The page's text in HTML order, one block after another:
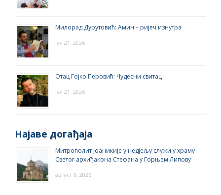
Милорад Дурутовић: Амин – ријеч изнутра
јул 21, 2026
Отац Гојко Перовић: Чудесни свитац
јул 21, 2026
Најаве догађаја
Митрополит Јоаникије у недјељу служи у храму
Светог архиђакона Стефана у Горњем Липову
август 6, 2026